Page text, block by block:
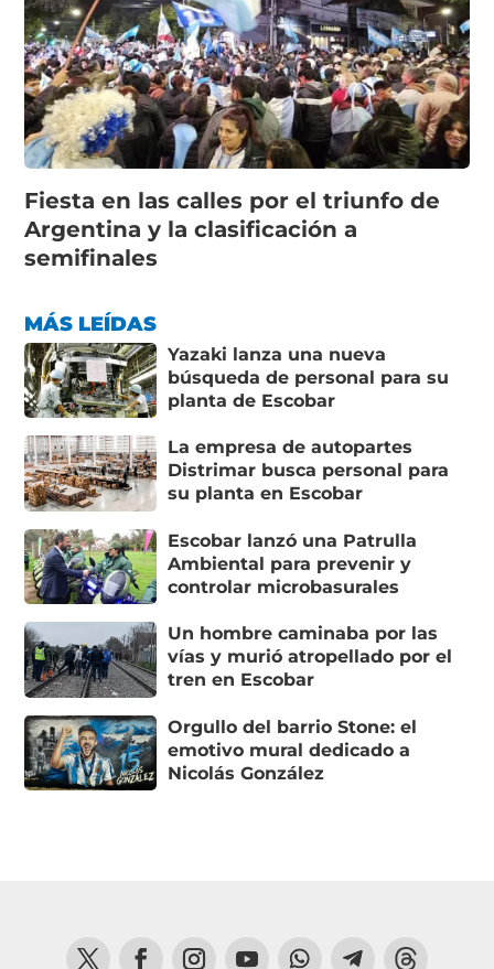
Fiesta en las calles por el triunfo de
Argentina y la clasificación a
semifinales
MÁS LEÍDAS
Yazaki lanza una nueva
búsqueda de personal para su
planta de Escobar
La empresa de autopartes
Distrimar busca personal para
su planta en Escobar
Escobar lanzó una Patrulla
Ambiental para prevenir y
controlar microbasurales
Un hombre caminaba por las
vías y murió atropellado por el
tren en Escobar
Orgullo del barrio Stone: el
emotivo mural dedicado a
Nicolás González